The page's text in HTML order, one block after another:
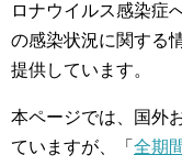
ロナウイルス感染症
の感染状況に関する
提供しています。
本ページでは、国外
ていますが、「 全期